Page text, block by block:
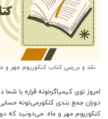
نقد و بررسی کتاب کنکوریوم مهر و
امروز توی کیمیاگرخونه قراره با شما
دوران جمع‌ بندی کنکورمی‌تونه
کنکوریوم مهر و ماه. می‌دونید که